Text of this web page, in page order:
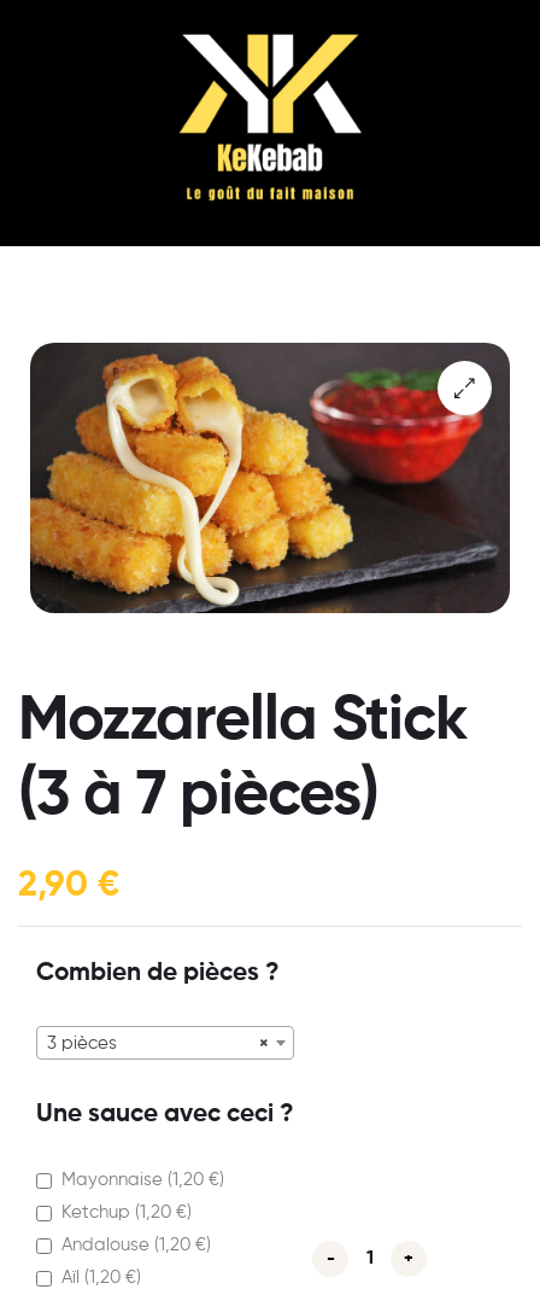
Mozzarella Stick
(3 à 7 pièces)
2,90 €
Combien de pièces ?
×
3 pièces
Une sauce avec ceci ?
Mayonnaise (1,20 €)
Ketchup (1,20 €)
Andalouse (1,20 €)
Aïl (1,20 €)
- +